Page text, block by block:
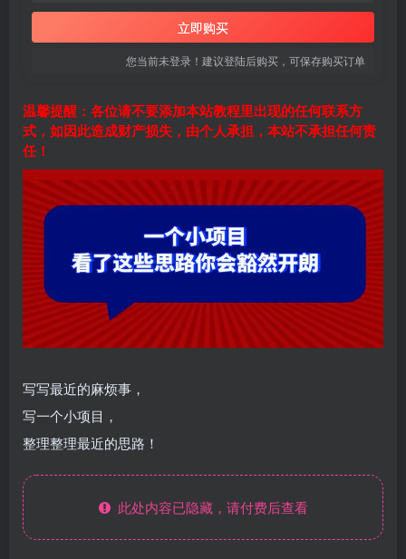
立即购买
您当前未登录！建议登陆后购买，可保存购买订单
温馨提醒：各位请不要添加本站教程里出现的任何联系方
式，如因此造成财产损失，由个人承担，本站不承担任何责
任！
写写最近的麻烦事，
写一个小项目，
整理整理最近的思路！
此处内容已隐藏，请付费后查看